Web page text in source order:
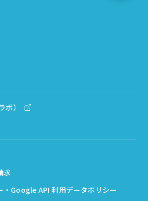
ボ）
求
・Google API 利用データポリシー